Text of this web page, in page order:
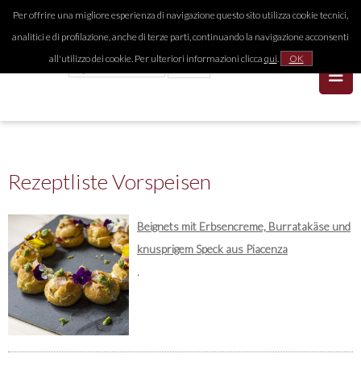
Per offrire una migliore esperienza di navigazione questo sito utilizza cookie tecnici,
analitici e di profilazione, anche di terze parti, continuando la navigazione acconsenti
all'utilizzo dei cookie. Per ulteriori informazioni clicca qui. OK
Rezeptliste Vorspeisen
Beignets mit Erbsencreme, Burratakäse und
knusprigem Speck aus Piacenza
.